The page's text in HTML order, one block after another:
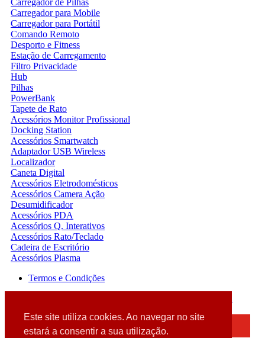
Este site utiliza cookies. Ao navegar no site
estará a consentir a sua utilização.
Carregador de Pilhas
Carregador para Mobile
Carregador para Portátil
Comando Remoto
Desporto e Fitness
Estação de Carregamento
Filtro Privacidade
Hub
Pilhas
PowerBank
Tapete de Rato
Acessórios Monitor Profissional
Docking Station
Acessórios Smartwatch
Adaptador USB Wireless
Localizador
Caneta Digital
Acessórios Eletrodomésticos
Acessórios Camera Ação
Desumidificador
Acessórios PDA
Acessórios Q. Interativos
Acessórios Rato/Teclado
Cadeira de Escritório
Acessórios Plasma
Termos e Condições
Detectamos que está a usar um browser desatualizado